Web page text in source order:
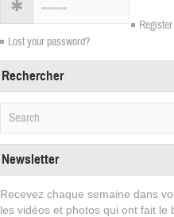
Register
Lost your password?
Rechercher
Newsletter
Recevez chaque semaine dans
les vidéos et photos qui ont fait le